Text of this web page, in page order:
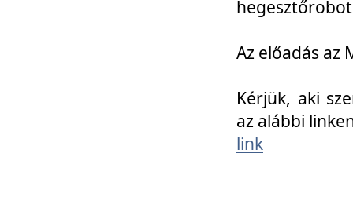
Az előadás az
Kérjük, aki
az alábbi
link